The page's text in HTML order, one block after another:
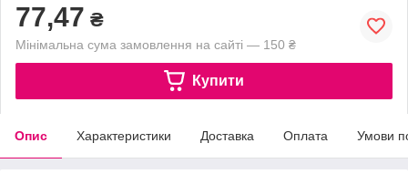
77,47 ₴
Мінімальна сума замовлення на сайті — 150 ₴
Купити
Опис Характеристики Доставка Оплата Умови